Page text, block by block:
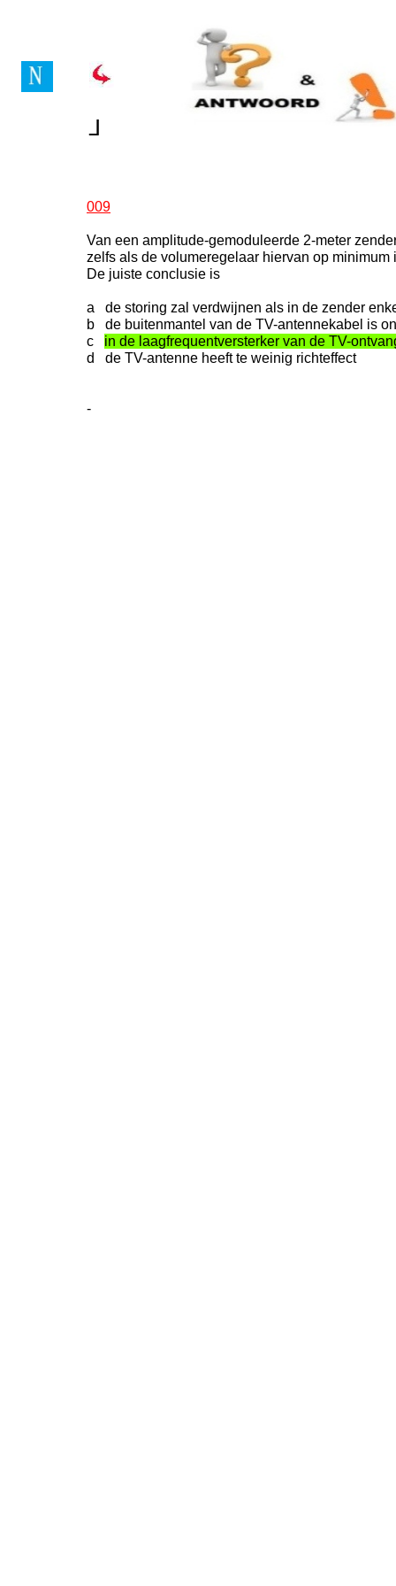
009
Van een amplitude-gemoduleerde 2-meter
zelfs als de volumeregelaar hiervan op minimum
De juiste conclusie is
a de storing zal verdwijnen als in de zender
b de buitenmantel van de TV-antennekabel is
c in de laagfrequentversterker van de TV-
d de TV-antenne heeft te weinig richteffect
-
┘
Vragenboek Novice
┘